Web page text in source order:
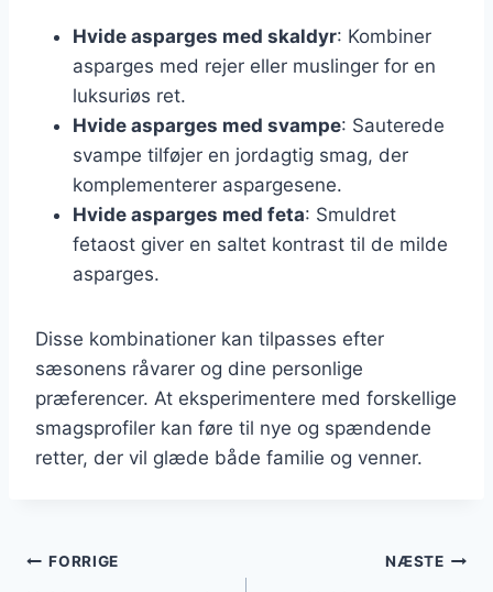
Hvide asparges med skaldyr: Kombiner
asparges med rejer eller muslinger for en
luksuriøs ret.
Hvide asparges med svampe: Sauterede
svampe tilføjer en jordagtig smag, der
komplementerer aspargesene.
Hvide asparges med feta: Smuldret
fetaost giver en saltet kontrast til de milde
asparges.
Disse kombinationer kan tilpasses efter
sæsonens råvarer og dine personlige
præferencer. At eksperimentere med forskellige
smagsprofiler kan føre til nye og spændende
retter, der vil glæde både familie og venner.
Indlægsnavigation
FORRIGE NÆSTE